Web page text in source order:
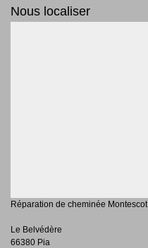
Nous localiser
Réparation de cheminée Montescot
Le Belvédère
66380 Pia